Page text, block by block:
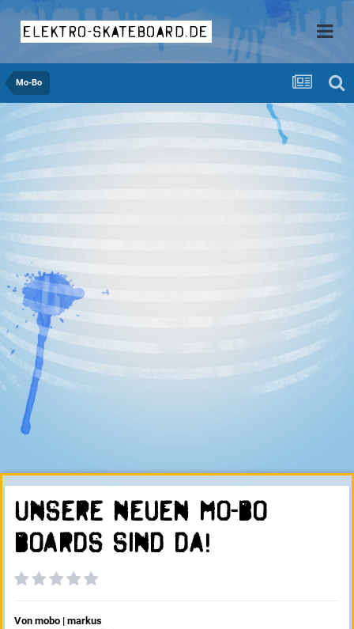
elektro-skateboard.de
Mo-Bo
Unsere neuen Mo-Bo
Boards sind da!
Von mobo | markus